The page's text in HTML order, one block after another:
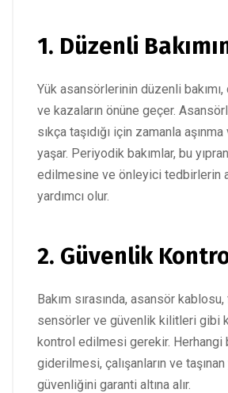
1. Düzenli
Yük asansörlerinin düzenli bakımı,
ve kazaların önüne geçer.
sıkça taşıdığı için zamanla
yaşar. Periyodik bakımlar, bu
edilmesine ve önleyici tedbirlerin
yardımcı olur.
2. Güvenlik
Bakım sırasında, asansör
sensörler ve güvenlik kilitleri gibi
kontrol edilmesi gerekir. Herhangi
giderilmesi, çalışanların ve
güvenliğini garanti altına alır.